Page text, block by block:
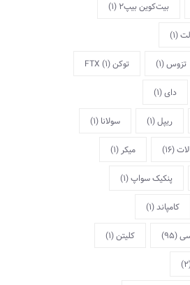
بیت‌کوین بیپ2 (1)
(1)
تزوس(1) توکن FTX(1)
دای(1)
ریپل(1) سولانا (1)
(16) میکر (1)
پنکیک سواپ(1)
کامپاند(1)
(95) کلیتن(1)